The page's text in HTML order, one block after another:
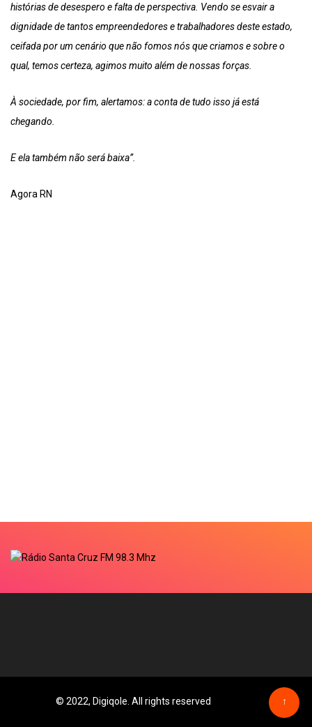
histórias de desespero e falta de perspectiva. Vendo se esvair a
dignidade de tantos empreendedores e trabalhadores deste estado,
ceifada por um cenário que não fomos nós que criamos e sobre o
qual, temos certeza, agimos muito além de nossas forças.
À sociedade, por fim, alertamos: a conta de tudo isso já está
chegando.
E ela também não será baixa”.
Agora RN
© 2022, Digiqole. All rights reserved ↑